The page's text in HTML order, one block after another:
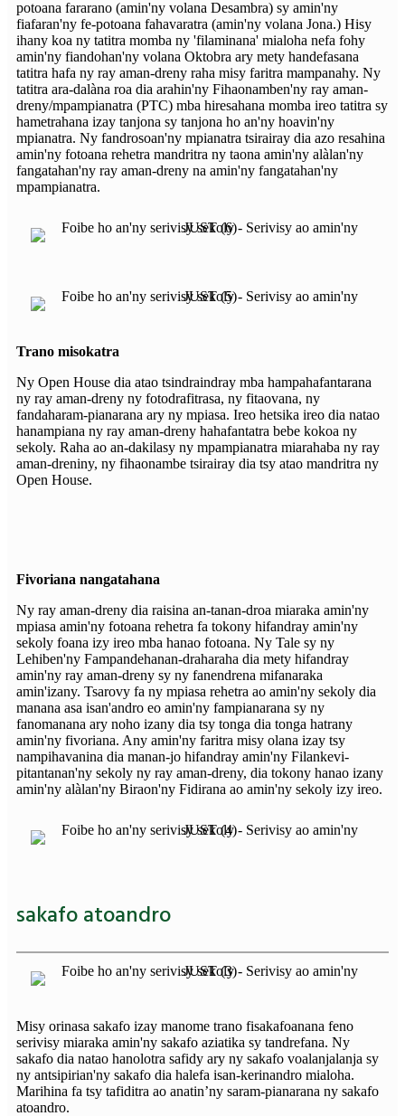
potoana fararano (amin'ny volana Desambra) sy amin'ny
fiafaran'ny fe-potoana fahavaratra (amin'ny volana Jona.) Hisy
ihany koa ny tatitra momba ny 'filaminana' mialoha nefa fohy
amin'ny fiandohan'ny volana Oktobra ary mety handefasana
tatitra hafa ny ray aman-dreny raha misy faritra mampanahy. Ny
tatitra ara-dalàna roa dia arahin'ny Fihaonamben'ny ray aman-
dreny/mpampianatra (PTC) mba hiresahana momba ireo tatitra sy
hametrahana izay tanjona sy tanjona ho an'ny hoavin'ny
mpianatra. Ny fandrosoan'ny mpianatra tsirairay dia azo resahina
amin'ny fotoana rehetra mandritra ny taona amin'ny alàlan'ny
fangatahan'ny ray aman-dreny na amin'ny fangatahan'ny
mpampianatra.
Trano misokatra
Ny Open House dia atao tsindraindray mba hampahafantarana
ny ray aman-dreny ny fotodrafitrasa, ny fitaovana, ny
fandaharam-pianarana ary ny mpiasa. Ireo hetsika ireo dia natao
hanampiana ny ray aman-dreny hahafantatra bebe kokoa ny
sekoly. Raha ao an-dakilasy ny mpampianatra miarahaba ny ray
aman-dreniny, ny fihaonambe tsirairay dia tsy atao mandritra ny
Open House.
Fivoriana nangatahana
Ny ray aman-dreny dia raisina an-tanan-droa miaraka amin'ny
mpiasa amin'ny fotoana rehetra fa tokony hifandray amin'ny
sekoly foana izy ireo mba hanao fotoana. Ny Tale sy ny
Lehiben'ny Fampandehanan-draharaha dia mety hifandray
amin'ny ray aman-dreny sy ny fanendrena mifanaraka
amin'izany. Tsarovy fa ny mpiasa rehetra ao amin'ny sekoly dia
manana asa isan'andro eo amin'ny fampianarana sy ny
fanomanana ary noho izany dia tsy tonga dia tonga hatrany
amin'ny fivoriana. Any amin'ny faritra misy olana izay tsy
nampihavanina dia manan-jo hifandray amin'ny Filankevi-
pitantanan'ny sekoly ny ray aman-dreny, dia tokony hanao izany
amin'ny alàlan'ny Biraon'ny Fidirana ao amin'ny sekoly izy ireo.
sakafo atoandro
Misy orinasa sakafo izay manome trano fisakafoanana feno
serivisy miaraka amin'ny sakafo aziatika sy tandrefana. Ny
sakafo dia natao hanolotra safidy ary ny sakafo voalanjalanja sy
ny antsipirian'ny sakafo dia halefa isan-kerinandro mialoha.
Marihina fa tsy tafiditra ao anatin’ny saram-pianarana ny sakafo
atoandro.